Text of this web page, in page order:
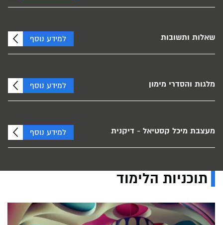
שאלות ותשובות למידע נוסף
מלגות והסדרי מימון למידע נוסף
מעצבת מיכל קסטיאל - דיקנית למידע נוסף
תוכניות הלימוד